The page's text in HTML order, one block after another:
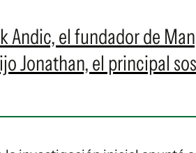
Andic, el fundador de
Jonathan, el principal